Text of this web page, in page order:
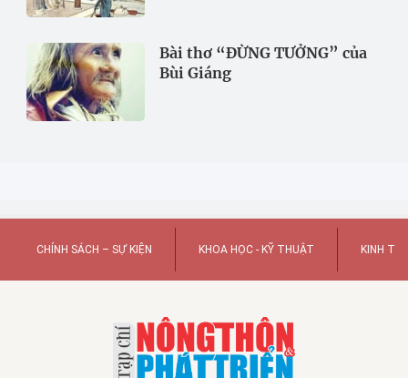
Bài thơ “ĐỪNG TƯỞNG” của
Bùi Giáng
CHÍNH SÁCH – SỰ KIỆN KHOA HỌC - KỸ THUẬT KINH TẾ